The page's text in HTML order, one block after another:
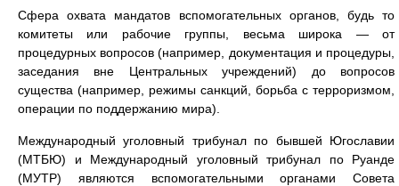
Сфера охвата мандатов вспомогательных органов, будь то
комитеты или рабочие группы, весьма широка — от
процедурных вопросов (например, документация и процедуры,
заседания вне Центральных учреждений) до вопросов
существа (например, режимы санкций, борьба с терроризмом,
операции по поддержанию мира).
Международный уголовный трибунал по бывшей Югославии
(МТБЮ) и Международный уголовный трибунал по Руанде
(МУТР) являются вспомогательными органами Совета